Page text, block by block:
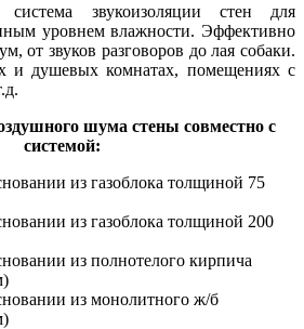
система звукоизоляции стен для
уровнем влажности. Эффективно
от звуков разговоров до лая собаки.
и душевых комнатах, помещениях с
шума стены совместно с
системой:
из газоблока толщиной 75
из газоблока толщиной 200
из полнотелого кирпича
из монолитного ж/б